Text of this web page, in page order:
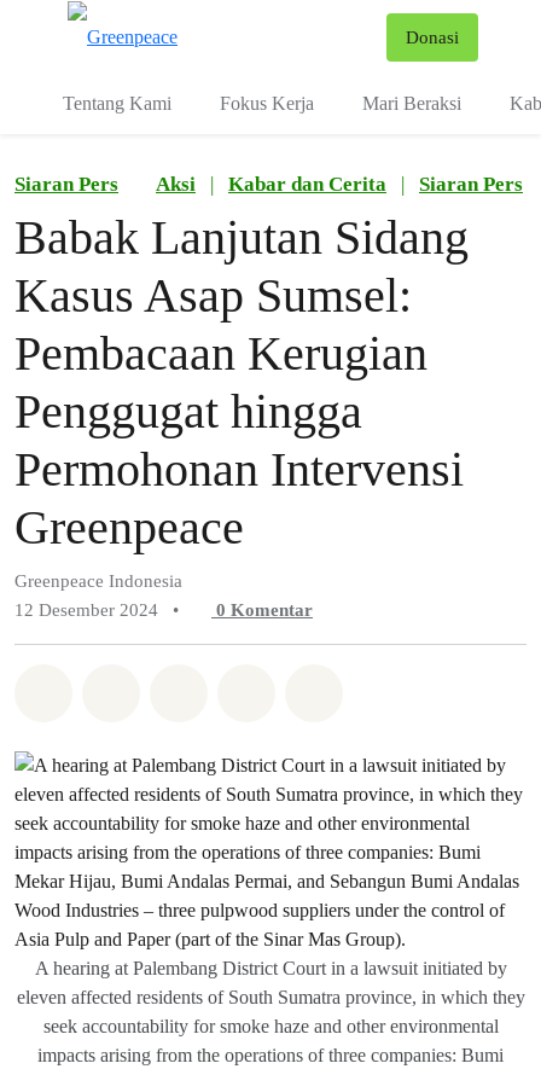
Donasi
Tentang Kami Fokus Kerja Mari Beraksi
Siaran Pers Aksi | Kabar dan Cerita | Siaran Pers
Babak Lanjutan Sidang
Kasus Asap Sumsel:
Pembacaan Kerugian
Penggugat hingga
Permohonan Intervensi
Greenpeace
Greenpeace Indonesia
12 Desember 2024
• 0 Komentar
A hearing at Palembang District Court in a lawsuit initiated by
eleven affected residents of South Sumatra province, in which they
seek accountability for smoke haze and other environmental
impacts arising from the operations of three companies: Bumi